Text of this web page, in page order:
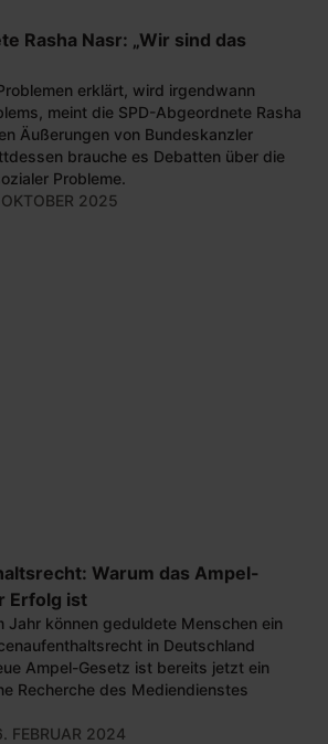
Rasha Nasr: „Wir sind das
erklärt, wird irgendwann
meint die SPD-Abgeordnete Rasha
Äußerungen von Bundeskanzler
brauche es Debatten über die
Probleme.
2025
Warum das Ampel-
Erfolg ist
Jahr können geduldete Menschen ein
in Deutschland
Ampel-Gesetz ist bereits jetzt ein
Recherche des Mediendienstes
FEBRUAR 2024